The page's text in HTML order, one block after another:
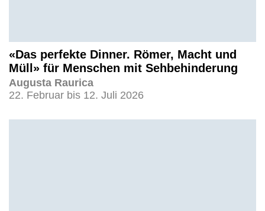
«Das perfekte Dinner. Römer, Macht und
Müll» für Menschen mit Sehbehinderung
Augusta Raurica
22. Februar bis 12. Juli 2026